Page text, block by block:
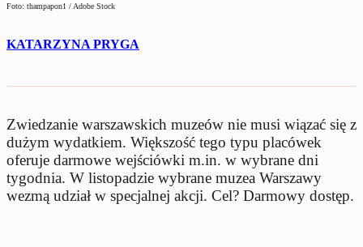
Foto: thampapon1 / Adobe Stock
KATARZYNA PRYGA
Zwiedzanie warszawskich muzeów nie musi wiązać się z
dużym wydatkiem. Większość tego typu placówek
oferuje darmowe wejściówki m.in. w wybrane dni
tygodnia. W listopadzie wybrane muzea Warszawy
wezmą udział w specjalnej akcji. Cel? Darmowy dostęp.